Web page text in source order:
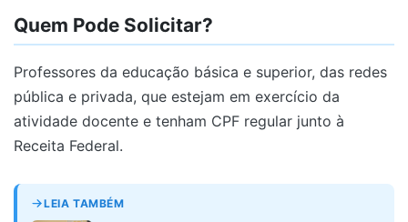
Quem Pode Solicitar?
Professores da educação básica e superior, das redes
pública e privada, que estejam em exercício da
atividade docente e tenham CPF regular junto à
Receita Federal.
LEIA TAMBÉM